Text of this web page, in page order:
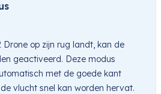
op zijn rug landt, kan de
geactiveerd. Deze modus
met de goede kant
vlucht snel kan worden hervat.